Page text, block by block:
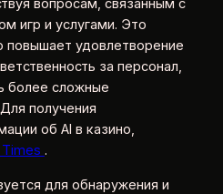
вопросам, связанным с
игр и услугами. Это
повышает удовлетворение
за персонал,
более сложные
получения
об AI в казино,
.
для обнаружения и